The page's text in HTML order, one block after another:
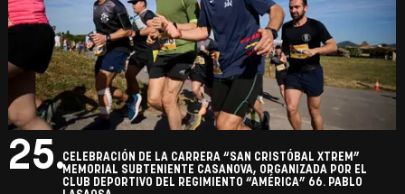
25.CELEBRACIÓN DE LA CARRERA “SAN CRISTÓBAL XTREM”
MEMORIAL SUBTENIENTE CASANOVA, ORGANIZADA POR EL
CLUB DEPORTIVO DEL REGIMIENTO “AMÉRICA” 66. PABLO